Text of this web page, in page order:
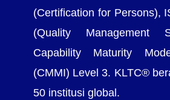
(Certification for Persons),
(Quality Management
Capability Maturity
(CMMI) Level 3. KLTC®
50 institusi global.